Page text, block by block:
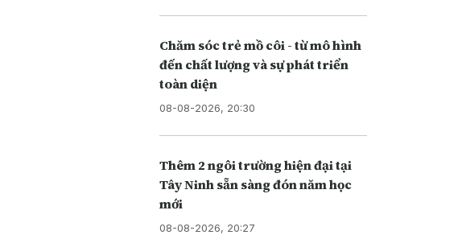
Chăm sóc trẻ mồ côi - từ mô hình
đến chất lượng và sự phát triển
toàn diện
08-08-2026, 20:30
Thêm 2 ngôi trường hiện đại tại
Tây Ninh sẵn sàng đón năm học
mới
08-08-2026, 20:27